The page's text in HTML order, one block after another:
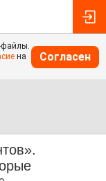
файлы.
на
Согласен